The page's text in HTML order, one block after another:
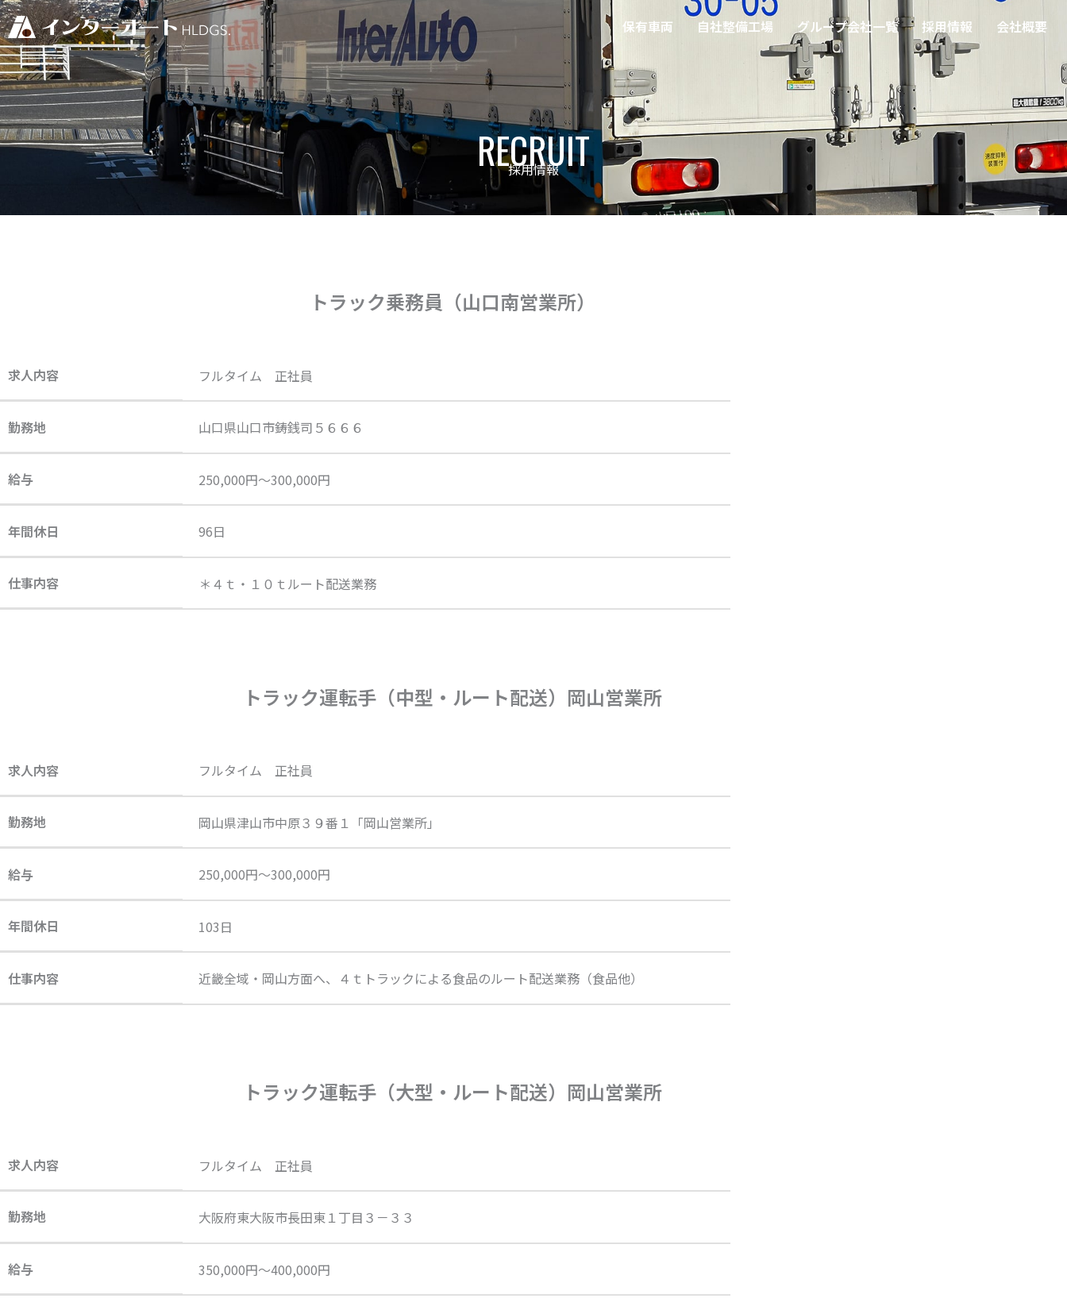
内
容
を
ス
キ
ッ
プ
保有車両 自社整備工場 グループ会社一覧 採用情報 会社概要
RECRUIT
採用情報
トラック乗務員（山口南営業所）
求人内容 フルタイム 正社員
勤務地 山口県山口市鋳銭司５６６６
給与 250,000円～300,000円
年間休日 96日
仕事内容 ＊４ｔ・１０ｔルート配送業務
トラック運転手（中型・ルート配送）岡山営業所
求人内容 フルタイム 正社員
勤務地 岡山県津山市中原３９番１「岡山営業所」
給与 250,000円〜300,000円
年間休日 103日
仕事内容 近畿全域・岡山方面へ、４ｔトラックによる食品のルート配送業務（食品他）
トラック運転手（大型・ルート配送）岡山営業所
求人内容 フルタイム 正社員
勤務地 大阪府東大阪市長田東１丁目３－３３
給与 350,000円〜400,000円